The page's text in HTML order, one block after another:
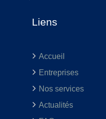
Liens
Accueil
Entreprises
Nos services
Actualités